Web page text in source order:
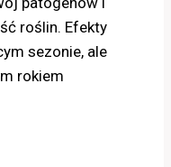
roślin. Efekty
sezonie, ale
rokiem